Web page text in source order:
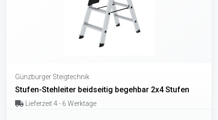
Günzburger Steigtechnik
Stufen-Stehleiter beidseitig begehbar 2x4 Stufen
Lieferzeit 4 - 6 Werktage